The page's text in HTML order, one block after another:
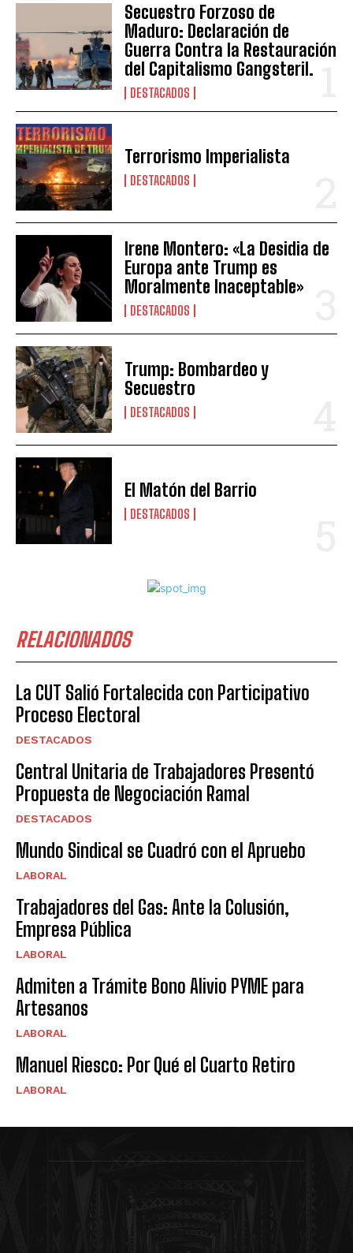
Secuestro Forzoso de
Maduro: Declaración de
Guerra Contra la Restauración
del Capitalismo Gangsteril.
DESTACADOS
Terrorismo Imperialista
DESTACADOS
Irene Montero: «La Desidia de
Europa ante Trump es
Moralmente Inaceptable»
DESTACADOS
Trump: Bombardeo y
Secuestro
DESTACADOS
El Matón del Barrio
DESTACADOS
RELACIONADOS
La CUT Salió Fortalecida con Participativo
Proceso Electoral
DESTACADOS
Central Unitaria de Trabajadores Presentó
Propuesta de Negociación Ramal
DESTACADOS
Mundo Sindical se Cuadró con el Apruebo
LABORAL
Trabajadores del Gas: Ante la Colusión,
Empresa Pública
LABORAL
Admiten a Trámite Bono Alivio PYME para
Artesanos
LABORAL
Manuel Riesco: Por Qué el Cuarto Retiro
LABORAL